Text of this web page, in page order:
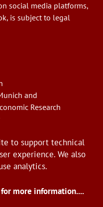
social media platforms,
is subject to legal
and
Research
to support technical
experience. We also
analytics.
more information....